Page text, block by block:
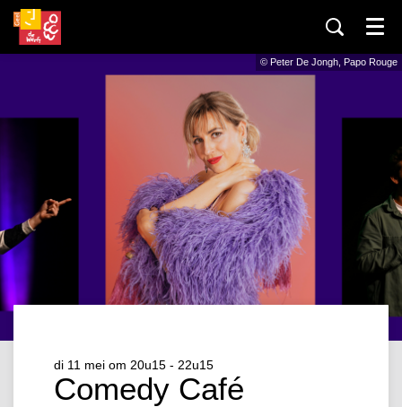
Menu
© Peter De Jongh, Papo Rouge
Comedy Café
di 11 mei om 20u15 - 22u15